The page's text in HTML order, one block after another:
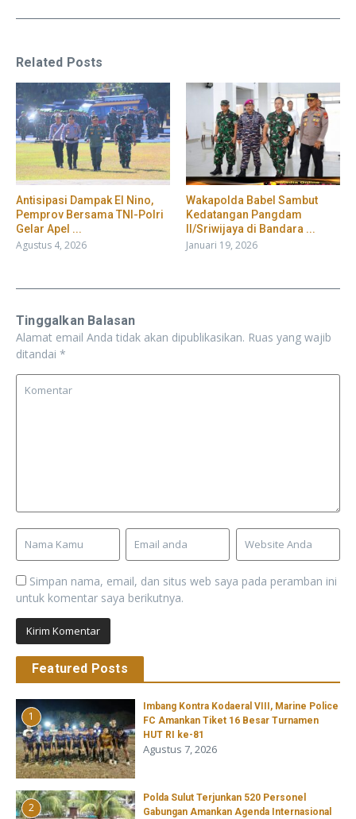
Related Posts
​Antisipasi Dampak El Nino,
Pemprov Bersama TNI-Polri
Gelar Apel ...
Agustus 4, 2026
Wakapolda Babel Sambut
Kedatangan Pangdam
II/Sriwijaya di Bandara ...
Januari 19, 2026
Tinggalkan Balasan
Alamat email Anda tidak akan dipublikasikan. Ruas yang wajib
ditandai *
Simpan nama, email, dan situs web saya pada peramban ini
untuk komentar saya berikutnya.
Featured Posts
1
Imbang Kontra Kodaeral VIII, Marine Police
FC Amankan Tiket 16 Besar Turnamen
HUT RI ke-81
Agustus 7, 2026
2
​Polda Sulut Terjunkan 520 Personel
Gabungan Amankan Agenda Internasional